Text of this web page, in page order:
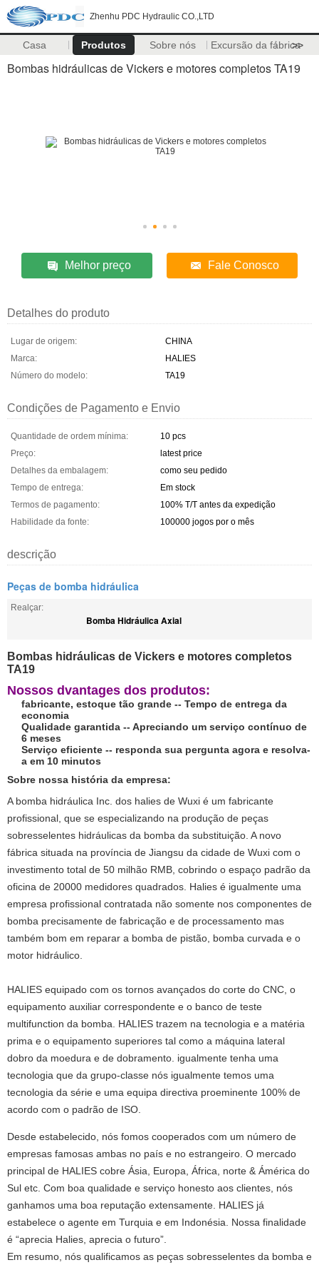
Zhenhu PDC Hydraulic CO.,LTD
Casa Produtos Sobre nós Excursão da fábrica
>>
Bombas hidráulicas de Vickers e motores completos TA19
Melhor preço Fale Conosco
Detalhes do produto
Lugar de origem:
CHINA
Marca:
HALIES
Número do modelo:
TA19
Condições de Pagamento e Envio
Quantidade de ordem mínima:
10 pcs
Preço:
latest price
Detalhes da embalagem:
como seu pedido
Tempo de entrega:
Em stock
Termos de pagamento:
100% T/T antes da expedição
Habilidade da fonte:
100000 jogos por o mês
descrição
Peças de bomba hidráulica
Realçar:
Bomba Hidráulica Axial
Bombas hidráulicas de Vickers e motores completos
TA19
Nossos dvantages dos produtos:
fabricante, estoque tão grande -- Tempo de entrega da
economia
Qualidade garantida -- Apreciando um serviço contínuo de
6 meses
Serviço eficiente -- responda sua pergunta agora e resolva-
a em 10 minutos
Sobre nossa história da empresa:
A bomba hidráulica Inc. dos halies de Wuxi é um fabricante
profissional, que se especializando na produção de peças
sobresselentes hidráulicas da bomba da substituição. A novo
fábrica situada na província de Jiangsu da cidade de Wuxi com o
investimento total de 50 milhão RMB, cobrindo o espaço padrão da
oficina de 20000 medidores quadrados. Halies é igualmente uma
empresa profissional contratada não somente nos componentes de
bomba precisamente de fabricação e de processamento mas
também bom em reparar a bomba de pistão, bomba curvada e o
motor hidráulico.
HALIES equipado com os tornos avançados do corte do CNC, o
equipamento auxiliar correspondente e o banco de teste
multifunction da bomba. HALIES trazem na tecnologia e a matéria
prima e o equipamento superiores tal como a máquina lateral
dobro da moedura e de dobramento. igualmente tenha uma
tecnologia que da grupo-classe nós igualmente temos uma
tecnologia da série e uma equipa directiva proeminente 100% de
acordo com o padrão de ISO.
Desde estabelecido, nós fomos cooperados com um número de
empresas famosas ambas no país e no estrangeiro. O mercado
principal de HALIES cobre Ásia, Europa, África, norte & Ámérica do
Sul etc. Com boa qualidade e serviço honesto aos clientes, nós
ganhamos uma boa reputação extensamente. HALIES já
estabelece o agente em Turquia e em Indonésia. Nossa finalidade
é “aprecia Halies, aprecia o futuro”.
Em resumo, nós qualificamos as peças sobresselentes da bomba e